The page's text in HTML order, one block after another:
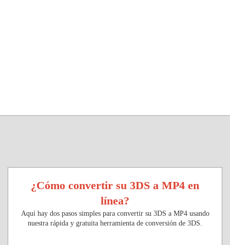
¿Cómo convertir su 3DS a MP4 en
línea?
Aquí hay dos pasos simples para convertir su 3DS a MP4 usando
nuestra rápida y gratuita herramienta de conversión de 3DS.